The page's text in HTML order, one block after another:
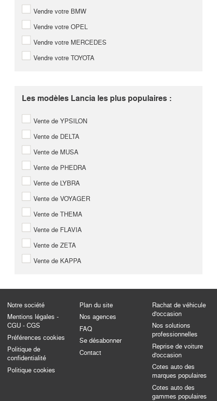
Vendre votre BMW
Vendre votre OPEL
Vendre votre MERCEDES
Vendre votre TOYOTA
Les modèles Lancia les plus populaires :
Vente de YPSILON
Vente de DELTA
Vente de MUSA
Vente de PHEDRA
Vente de LYBRA
Vente de VOYAGER
Vente de THEMA
Vente de FLAVIA
Vente de ZETA
Vente de KAPPA
Notre société
Mentions légales -
CGU - CGS
Préférences cookies
Politique de
confidentialité
Politique cookies
Plan du site
Nos agences
FAQ
Se désabonner
Contact
Rachat de véhicule
d'occasion
Nos solutions
professionnelles
Reprise de voiture
d'occasion
Cotes auto des
marques populaires
Cotes auto des
gammes populaires